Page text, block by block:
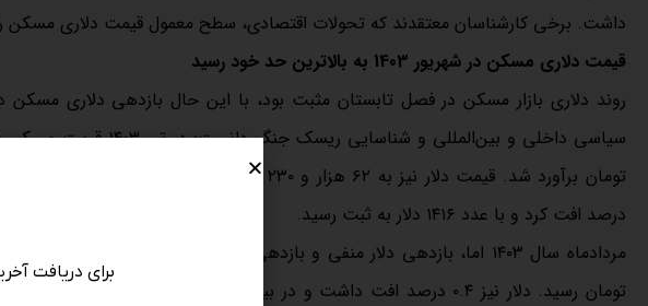
داشت. برخی کارشناسان معتقدند که تحولات اقتصادی، سطح معمول قیمت دلاری مسکن را
قیمت دلاری مسکن در شهریور 1403 به بالاترین حد خود رسید
روند دلاری بازار مسکن در فصل تابستان مثبت بود،‌ با این حال بازدهی دلاری مسکن
درصد افت کرد و با عدد ۱۴۱۶ دلار به ثبت رسید.
تومان رسید. دلار
برای دریافت